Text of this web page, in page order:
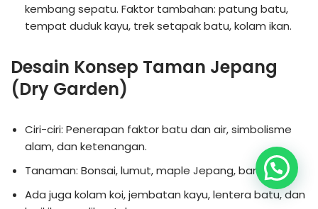
kembang sepatu. Faktor tambahan: patung batu,
tempat duduk kayu, trek setapak batu, kolam ikan.
Desain Konsep Taman Jepang
(Dry Garden)
Ciri-ciri: Penerapan faktor batu dan air, simbolisme
alam, dan ketenangan.
Tanaman: Bonsai, lumut, maple Jepang, bambu
Ada juga kolam koi, jembatan kayu, lentera batu, dan